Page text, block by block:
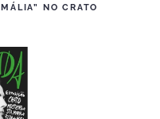
NO CRATO